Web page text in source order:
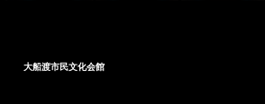
大船渡市民文化会館